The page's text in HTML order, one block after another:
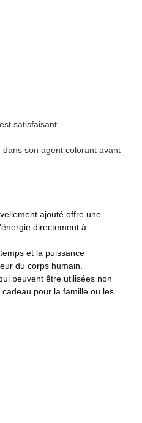
satisfaisant.
son agent colorant avant
ajouté offre une
directement à
et la puissance
du corps humain.
peuvent être utilisées non
pour la famille ou les